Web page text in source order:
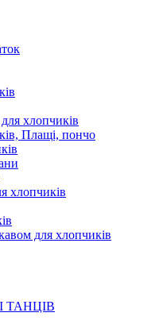
хлопчиків
Плащі, пончо
хлопчиків
для хлопчиків
ТАНЦІВ